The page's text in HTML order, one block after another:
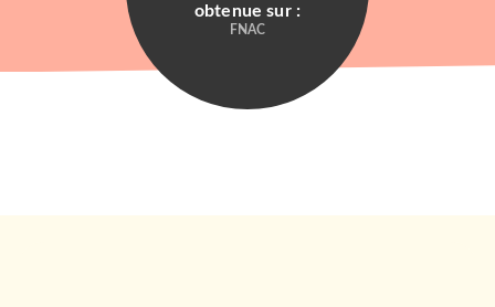
obtenue sur :
FNAC